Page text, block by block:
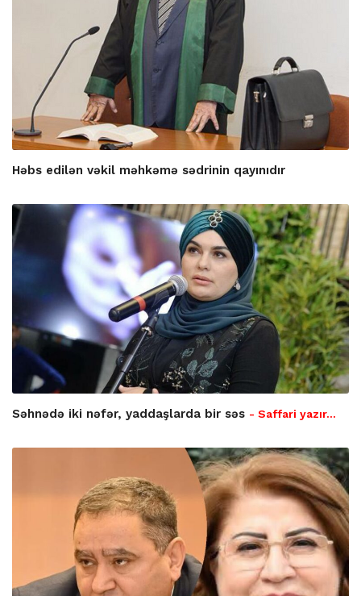
Həbs edilən vəkil məhkəmə sədrinin qayınıdır
Səhnədə iki nəfər, yaddaşlarda bir səs - Saffari yazır…